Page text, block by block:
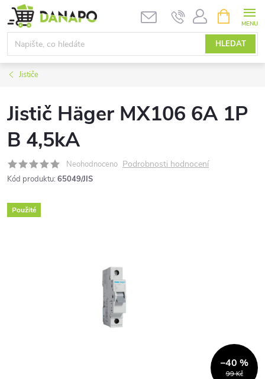
Přejít
na
obsah
HLEDAT
NÁKUPNÍ
KOŠÍK
Jističe
Jistič Häger MX106 6A 1P
B 4,5kA
Neohodnoceno Podrobnosti hodnocení
Kód produktu: 65049/JIS
Použité
99 Kč
–40 %